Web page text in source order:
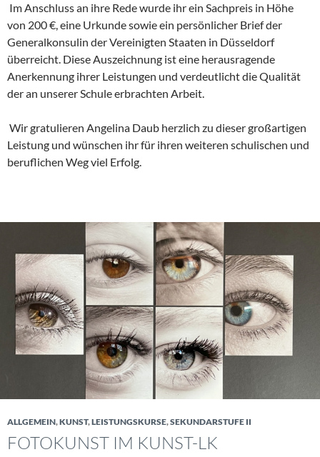
Im Anschluss an ihre Rede wurde ihr ein Sachpreis in Höhe
von 200 €, eine Urkunde sowie ein persönlicher Brief der
Generalkonsulin der Vereinigten Staaten in Düsseldorf
überreicht. Diese Auszeichnung ist eine herausragende
Anerkennung ihrer Leistungen und verdeutlicht die Qualität
der an unserer Schule erbrachten Arbeit.
Wir gratulieren Angelina Daub herzlich zu dieser großartigen
Leistung und wünschen ihr für ihren weiteren schulischen und
beruflichen Weg viel Erfolg.
ALLGEMEIN,KUNST,LEISTUNGSKURSE,SEKUNDARSTUFE II
FOTOKUNST IM KUNST-LK